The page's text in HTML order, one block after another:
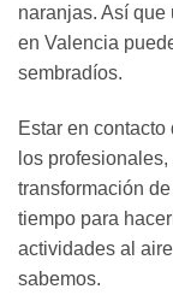
naranjas. Así
en Valencia
sembradíos.
Estar en
los
transformación
tiempo para
actividades al
sabemos.